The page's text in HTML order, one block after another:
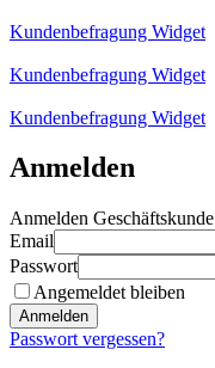
Kundenbefragung Widget
Kundenbefragung Widget
Kundenbefragung Widget
Anmelden
Anmelden Geschäftskunde
Email
Passwort
Angemeldet bleiben
Anmelden
Passwort vergessen?